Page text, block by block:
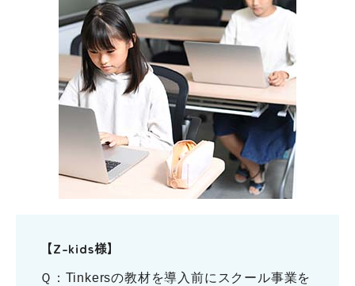
【Z-kids様】
Ｑ：Tinkersの教材を導入前にスクール事業を